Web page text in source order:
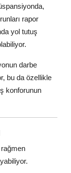
rapor
yol tutuş
darbe
bu da özellikle
konforunun